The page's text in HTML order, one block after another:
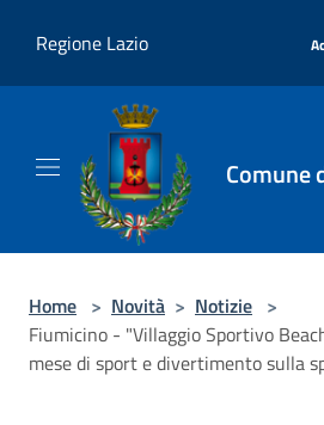
Regione Lazio
Comune
Home > Novità > Notizie >
Fiumicino - "Villaggio Sportivo
mese di sport e divertimento sulla